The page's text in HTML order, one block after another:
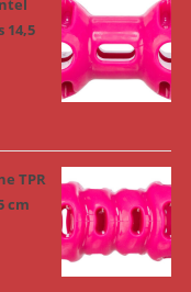
14,5
TPR
cm